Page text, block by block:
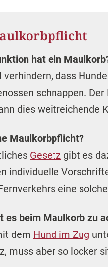
hat ein
verhindern, dass
schnappen.
dies weitreichende
Maulkorbpflicht?
Gesetz gibt es
individuelle
eine
es beim Maulkorb zu
dem Hund im Zug
muss aber so locker